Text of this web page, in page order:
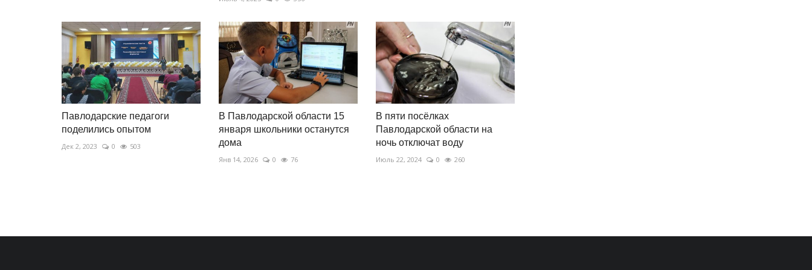
Павлодарские педагоги
поделились опытом
Дек 2, 2023 0 503
В Павлодарской области 15
января школьники останутся
дома
Янв 14, 2026 0 76
В пяти посёлках
Павлодарской области на
ночь отключат воду
Июль 22, 2024 0 260